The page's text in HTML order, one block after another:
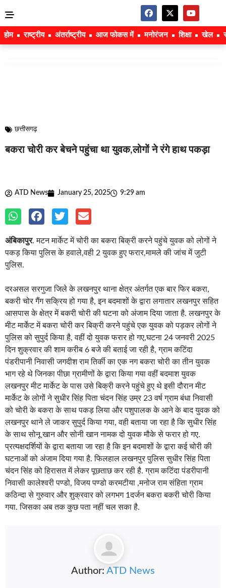
होम राष्ट्रीय अंतर्राष्ट्रीय आज फोकस में मनोरंजन शिक्षा खेल
छत्तीसगढ़
बकरा चोरी कर बेचने पहुंचा था युवक,लोगों ने रंगे हाथ पकड़ा
ATD News January 25, 2025 9:29 am
अंबिकापुर. मटन मार्केट में चोरी का बकरा बिक्री करने पहुंचे युवक को लोगों ने
पकड़ किया पुलिस के हवाले,वही 2 युवक हुए फरार,मामले की जांच में जुटी
पुलिस.
दरअसल सरगुजा जिले के लखनपुर थाना क्षेत्र अंतर्गत एक बार फिर बकरा,
बकरी चोर गैंग सक्रिय हो गया है, इन बदमाशों के द्वारा लगातार लखनपुर सहित
आसपास के क्षेत्र में बकरी चोरी की घटना को अंजाम दिया जाता है. लखनपुर के
मीट मार्केट में बकरा चोरी कर बिक्री करने पहुंचे एक युवक को पड़कर लोगों ने
पुलिस को सुपुर्द किया है, वहीं दो युवक फरार हो गए,घटना 24 जनवरी 2025
दिन शुक्रवार की शाम करीब 6 बजे की बताई जा रही है, ग्राम कटिंदा
पंडरीपानी निवासी जगदीश राम तिर्की का एक नग बकरा चोरी का तीन युवक
भाग रहे थे जिनका पीछा ग्रामीणों के द्वारा किया गया वहीं बदमाश युवक
लखनपुर मीट मार्केट के पास उसे बिक्री करने पहुंचे हुए थे इसी दौरान मीट
मार्केट के लोगों ने सुधीर सिंह पिता चंदन सिंह उम्र 23 वर्ष ग्राम बंधा निवासी
को चोरी के बकरा के साथ पकड़ लिया और पशुपालक के आने के बाद युवक को
लखनपुर थाने ले जाकर सुपुर्द किया गया, वही बताया जा रहा है कि सुधीर सिंह
के साथ सोनू खान और सोनी खान नामक दो युवक मौके से फरार हो गए.
प्रत्यक्षदर्शियों के द्वारा बताया जा रहा है कि इन बदमाशों के द्वारा कई चोरी की
घटनाओं को अंजाम दिया गया है. फिलहाल लखनपुर पुलिस सुधीर सिंह पिता
चंदन सिंह को हिरासत में लेकर पूछताछ कर रही है. ग्राम कटिंदा पंडरीपानी
निवासी कालेश्वरी पण्डो, विजय पण्डो करमटीया ,मनोज राम संहिता ग्राम
कठिन्दा से गुरुवार और शुक्रवार को लगभग 1दर्जन बकरा बकरी चोरी किया
गया. जिसका अब तक कुछ पता नहीं चल सका है.
Author: ATD News